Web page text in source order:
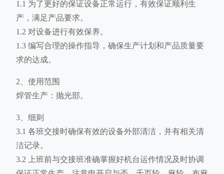
1.1 为了更好的保证设备正常运行，有效保证顺利生
产，满足产品要求。
1.2 对设备进行有效保养。
1.3 编写合理的操作指导，确保生产计划和产品质量要
求的达成。
2、使用范围
焊管生产：抛光部。
3、细则
3.1 各班交接时确保有效的设备外部清洁，并有相关清
洁记录。
3.2 上班前与交接班准确掌握好机台运作情况及时协调